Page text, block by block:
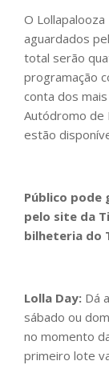
O
aguardados
total serão
programação
conta dos
Autódromo de
estão
Público pode
pelo site da
bilheteria do
Lolla Day: Dá
sábado ou
no momento
primeiro lote